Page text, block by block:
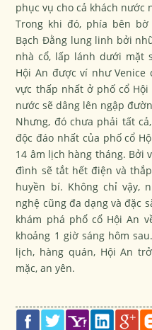
phục vụ cho cả khách nước
Trong khi đó, phía bên
Bạch Đằng lung linh bởi
nhà cổ, lấp lánh dưới mặt
Hội An được ví như Venice
vực thấp nhất ở phố cổ
nước sẽ dâng lên ngập
Nhưng, đó chưa phải tất
độc đáo nhất của phố cổ
14 âm lịch hàng tháng. Bởi
đình sẽ tắt hết điện và
huyền bí. Không chỉ vậy,
nghệ cũng đa dạng và đặc
khám phá phổ cổ Hội An
khoảng 1 giờ sáng hôm
lịch, hàng quán, Hội An
mặc, an yên.